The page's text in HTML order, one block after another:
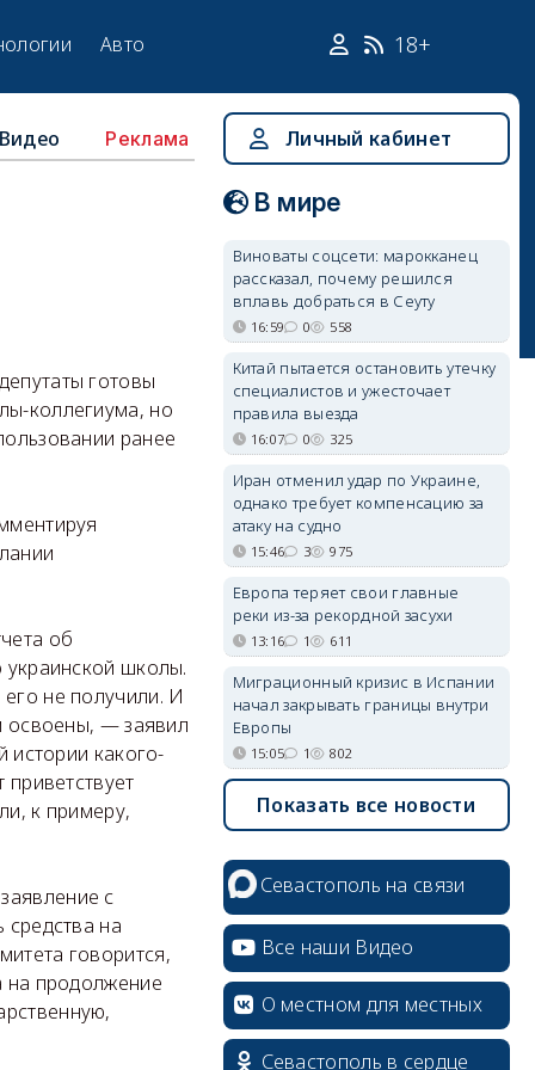
Авто 18+
Видео Реклама
готовы
коллегиума, но
ранее
об
украинской школы.
не получили. И
освоены, — заявил
истории какого-
к примеру,
с
средства на
говорится,
на продолжение
Личный кабинет
В мире
Виноваты соцсети: марокканец
рассказал, почему решился
вплавь добраться в Сеуту
16:59 0 558
Китай пытается остановить утечку
специалистов и ужесточает
правила выезда
16:07 0 325
Иран отменил удар по Украине,
однако требует компенсацию за
атаку на судно
15:46 3 975
Европа теряет свои главные
реки из-за рекордной засухи
13:16 1 611
Миграционный кризис в Испании
начал закрывать границы внутри
Европы
15:05 1 802
Показать все новости
Севастополь на связи
Все наши Видео
О местном для местных
Севастополь в сердце